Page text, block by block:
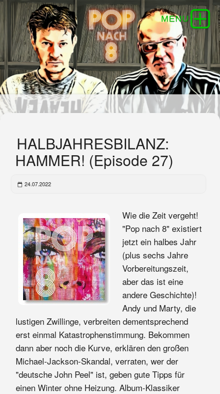
HALBJAHRESBILANZ:
HAMMER! (Episode 27)
24.07.2022
Wie die Zeit vergeht!
"Pop nach 8" existiert
jetzt ein halbes Jahr
(plus sechs Jahre
Vorbereitungszeit,
aber das ist eine
andere Geschichte)!
Andy und Marty, die
lustigen Zwillinge, verbreiten dementsprechend
erst einmal Katastrophenstimmung. Bekommen
dann aber noch die Kurve, erklären den großen
Michael-Jackson-Skandal, verraten, wer der
"deutsche John Peel" ist, geben gute Tipps für
einen Winter ohne Heizung. Album-Klassiker